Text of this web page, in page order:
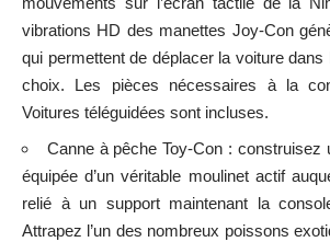
vibrations HD des manettes Joy-Con
qui permettent de déplacer la voiture
choix. Les pièces nécessaires à la
Voitures téléguidées sont incluses.
Canne à pêche Toy-Con : construisez
équipée d’un véritable moulinet actif
relié à un support maintenant la
Attrapez l’un des nombreux poissons